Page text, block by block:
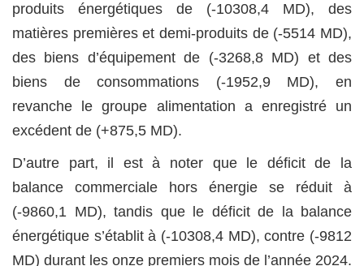
produits énergétiques de (-10308,4 MD), des
matières premières et demi-produits de (-5514 MD),
des biens d’équipement de (-3268,8 MD) et des
biens de consommations (-1952,9 MD), en
revanche le groupe alimentation a enregistré un
excédent de (+875,5 MD).
D’autre part, il est à noter que le déficit de la
balance commerciale hors énergie se réduit à
(-9860,1 MD), tandis que le déficit de la balance
énergétique s’établit à (-10308,4 MD), contre (-9812
MD) durant les onze premiers mois de l’année 2024.